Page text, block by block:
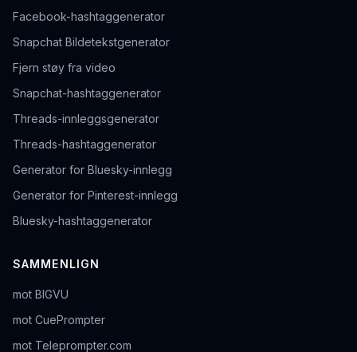
Facebook-hashtaggenerator
Snapchat Bildetekstgenerator
Fjern støy fra video
Snapchat-hashtaggenerator
Threads-innleggsgenerator
Threads-hashtaggenerator
Generator for Bluesky-innlegg
Generator for Pinterest-innlegg
Bluesky-hashtaggenerator
SAMMENLIGN
mot BIGVU
mot CuePrompter
mot Teleprompter.com